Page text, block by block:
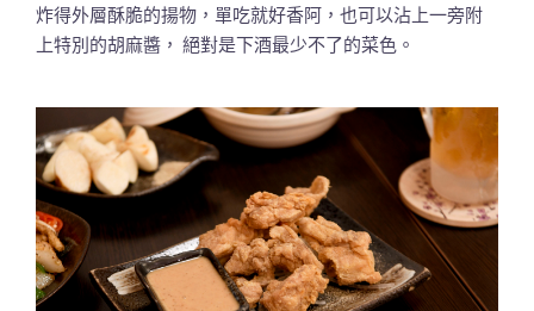
炸得外層酥脆的揚物，單吃就好香阿，也可以沾上一旁附
上特別的胡麻醬， 絕對是下酒最少不了的菜色。